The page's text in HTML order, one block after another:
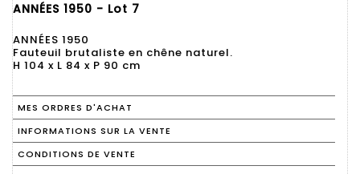
ANNÉES 1950 - Lot 7
ANNÉES 1950
Fauteuil brutaliste en chêne naturel.
H 104 x L 84 x P 90 cm
MES ORDRES D'ACHAT
INFORMATIONS SUR LA VENTE
CONDITIONS DE VENTE